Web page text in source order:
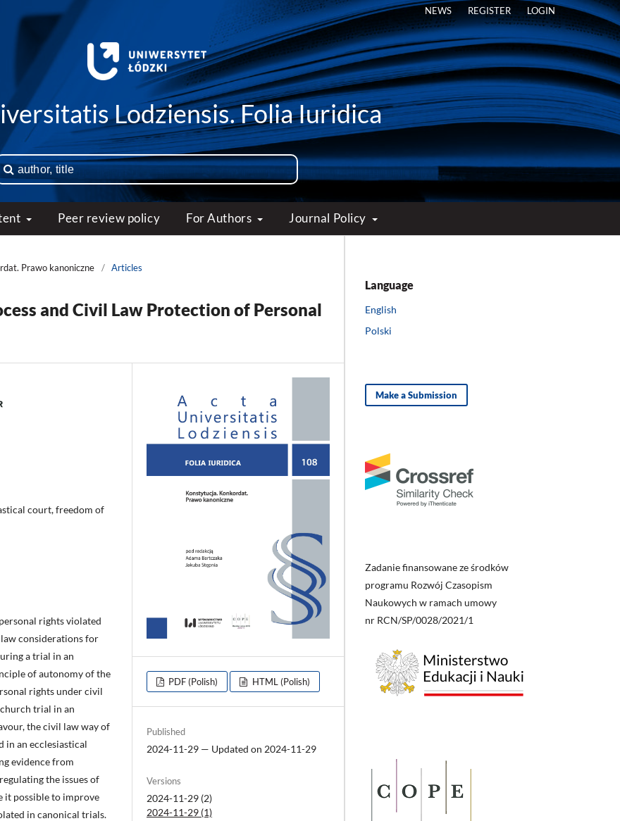
Lodziensis. Folia Iuridica
Peer review policy For Authors Journal Policy
NEWS REGISTER LOGIN
Prawo kanoniczne / Articles
and Civil Law Protection of Personal
court, freedom of
rights violated
considerations for
a trial in an
of autonomy of the
rights under civil
trial in an
the civil law way of
in an ecclesiastical
evidence from
the issues of
it possible to improve
in canonical trials.
PDF (Polish) HTML (Polish)
Published
2024-11-29 — Updated on 2024-11-29
Versions
2024-11-29 (2)
2024-11-29 (1)
Language
English
Polski
Make a Submission
Zadanie finansowane ze środków
programu Rozwój Czasopism
Naukowych w ramach umowy
nr RCN/SP/0028/2021/1